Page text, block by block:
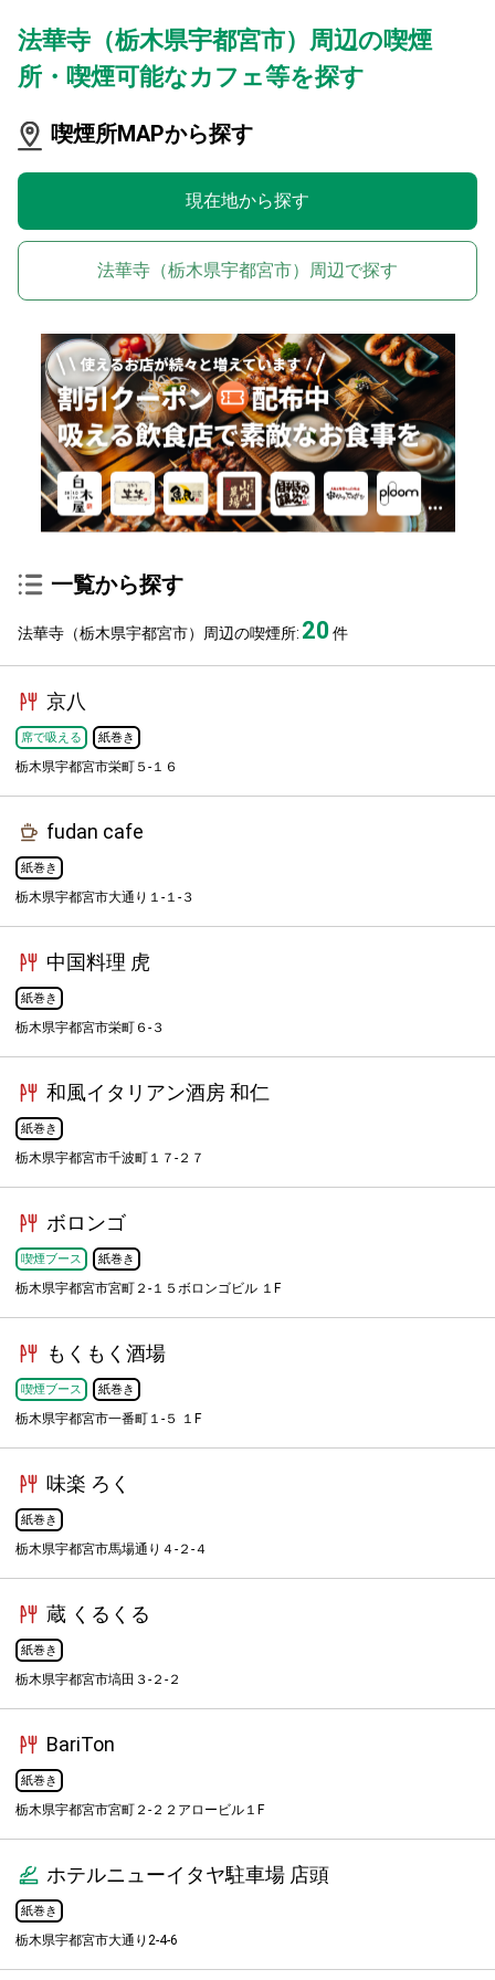
法華寺（栃木県宇都宮市）周辺の喫煙
所・喫煙可能なカフェ等を探す
喫煙所MAPから探す
現在地から探す
法華寺（栃木県宇都宮市）周辺で探す
一覧から探す
法華寺（栃木県宇都宮市）周辺の喫煙所: 20件
京八
席で吸える 紙巻き
栃木県宇都宮市栄町５-１６
fudan cafe
紙巻き
栃木県宇都宮市大通り１-１-３
中国料理 虎
紙巻き
栃木県宇都宮市栄町６-３
和風イタリアン酒房 和仁
紙巻き
栃木県宇都宮市千波町１７-２７
ボロンゴ
喫煙ブース 紙巻き
栃木県宇都宮市宮町２-１５ボロンゴビル １F
もくもく酒場
喫煙ブース 紙巻き
栃木県宇都宮市一番町１-５ １F
味楽 ろく
紙巻き
栃木県宇都宮市馬場通り４-２-４
蔵 くるくる
紙巻き
栃木県宇都宮市塙田３-２-２
BariTon
紙巻き
栃木県宇都宮市宮町２-２２アロービル１F
ホテルニューイタヤ駐車場 店頭
紙巻き
栃木県宇都宮市大通り2-4-6